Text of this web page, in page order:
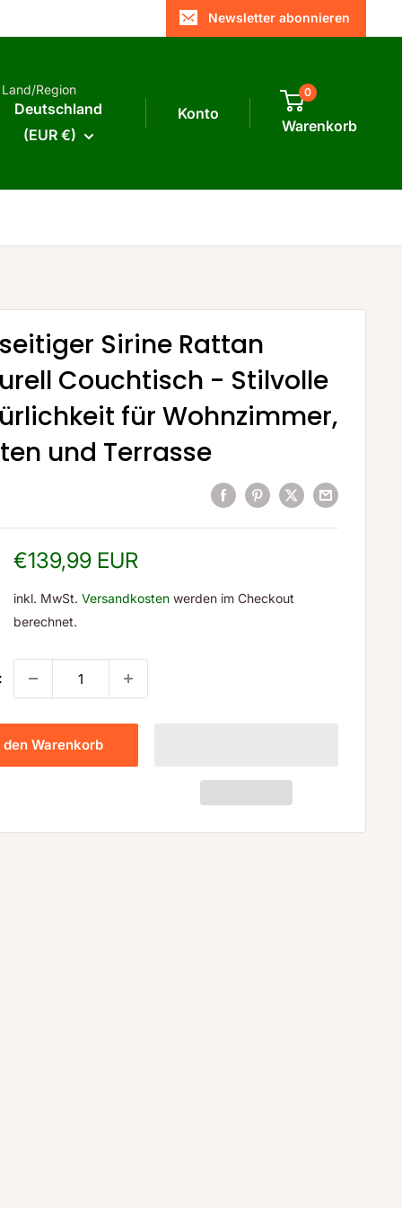
Newsletter abonnieren
Land/Region
Deutschland
(EUR €)
Konto
0
Warenkorb
Sirine Rattan
Couchtisch - Stilvolle
für Wohnzimmer,
und Terrasse
Sonderpreis
€139,99 EUR
inkl. MwSt.Versandkosten werden im Checkout
berechnet.
den Warenkorb